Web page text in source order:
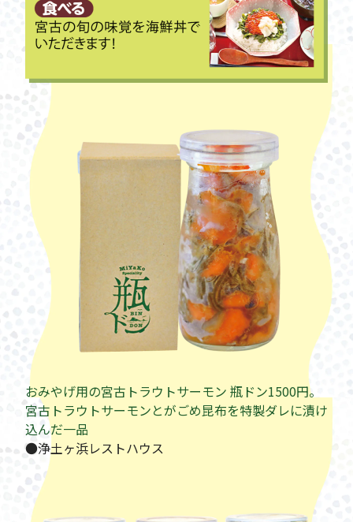
おみやげ用の宮古トラウトサーモン 瓶ドン1500円。
宮古トラウトサーモンとがごめ昆布を特製ダレに漬け
込んだ一品
●浄土ヶ浜レストハウス